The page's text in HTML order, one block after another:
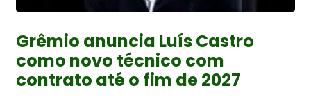
Grêmio anuncia Luís Castro
como novo técnico com
contrato até o fim de 2027